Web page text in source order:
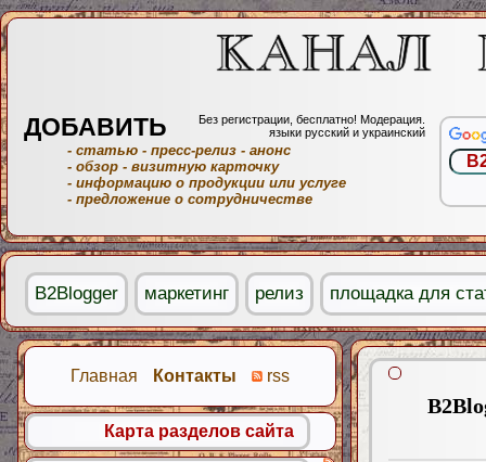
Главная Контакты rss
Карта разделов сайта
ДОБАВИТЬ
Без регистрации, бесплатно! Модерация.
языки русский и украинский
- статью - пресс-релиз - анонс
- обзор - визитную карточку
- информацию о продукции или услуге
- предложение о сотрудничестве
B2Blogger маркетинг релиз площадка для